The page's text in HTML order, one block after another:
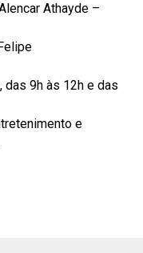
Athayde –
9h às 12h e das
e